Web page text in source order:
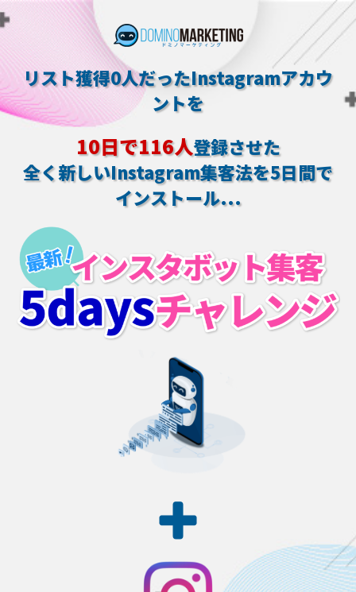
リスト獲得0人だったInstagramアカウ
ントを
10日で116人登録させた
全く新しいInstagram集客法を5日間で
インストール...